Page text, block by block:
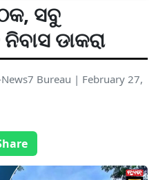
ସବୁ
ଡାକରା
Bureau | February 27,